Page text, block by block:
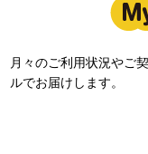
月々のご利用状況やご
ルでお届けします。